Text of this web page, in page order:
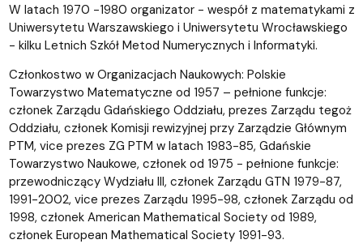
W latach 1970 -1980 organizator - wespół z matematykami z
Uniwersytetu Warszawskiego i Uniwersytetu Wrocławskiego
- kilku Letnich Szkół Metod Numerycznych i Informatyki.
Członkostwo w Organizacjach Naukowych: Polskie
Towarzystwo Matematyczne od 1957 – pełnione funkcje:
członek Zarządu Gdańskiego Oddziału, prezes Zarządu tegoż
Oddziału, członek Komisji rewizyjnej przy Zarządzie Głównym
PTM, vice prezes ZG PTM w latach 1983-85, Gdańskie
Towarzystwo Naukowe, członek od 1975 - pełnione funkcje:
przewodniczący Wydziału III, członek Zarządu GTN 1979-87,
1991-2002, vice prezes Zarządu 1995-98, członek Zarządu od
1998, członek American Mathematical Society od 1989,
członek European Mathematical Society 1991-93.